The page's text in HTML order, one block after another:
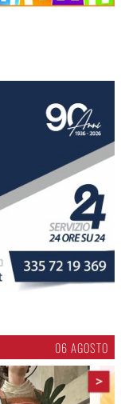
06 AGOSTO
>